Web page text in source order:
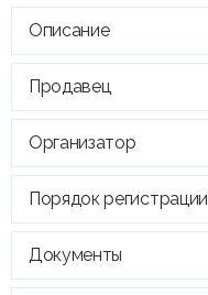
Описание
Продавец
Организатор
Порядок регистрации
Документы